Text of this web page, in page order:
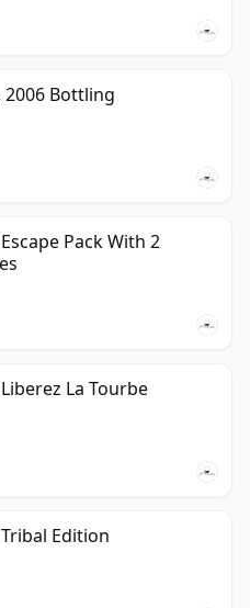
2006 Bottling
Pack With 2
La Tourbe
Edition